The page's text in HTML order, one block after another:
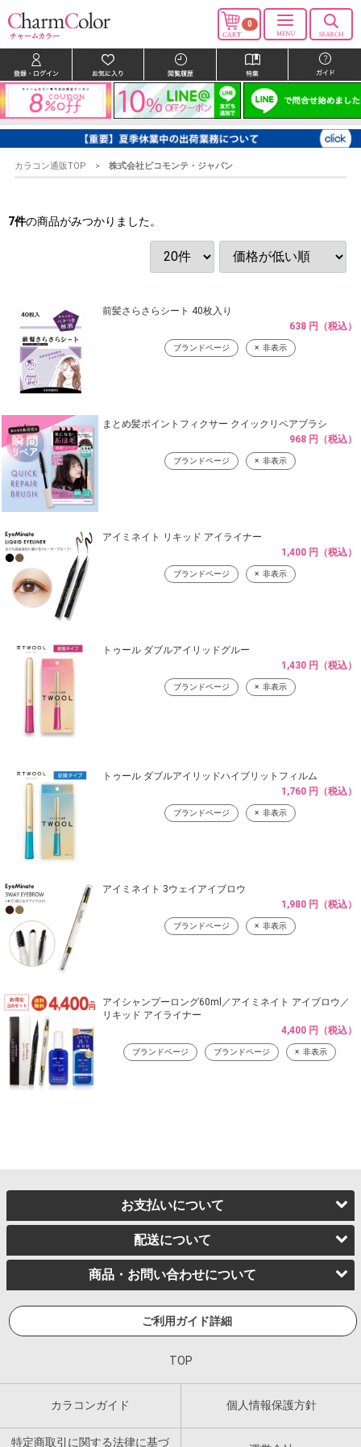
0
カラコン通販TOP 株式会社ピコモンテ・ジャパン
7件の商品がみつかりました。
前髪さらさらシート 40枚入り
638 円（税込）
ブランドページ 非表示
まとめ髪ポイントフィクサー クイックリペアブラシ
968 円（税込）
ブランドページ 非表示
アイミネイト リキッド アイライナー
1,400 円（税込）
ブランドページ 非表示
トゥール ダブルアイリッドグルー
1,430 円（税込）
ブランドページ 非表示
トゥール ダブルアイリッドハイブリットフィルム
1,760 円（税込）
ブランドページ 非表示
アイミネイト 3ウェイアイブロウ
1,980 円（税込）
ブランドページ 非表示
アイシャンプーロング60ml／アイミネイト アイブロウ／
リキッド アイライナー
4,400 円（税込）
ブランドページ ブランドページ 非表示
お支払いについて
配送について
商品・お問い合わせについて
ご利用ガイド詳細
TOP
カラコンガイド 個人情報保護方針
特定商取引に関する法律に基づ